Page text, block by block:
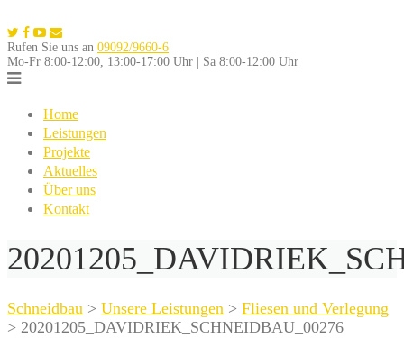
to
content
Rufen Sie uns an 09092/9660-6
Mo-Fr 8:00-12:00, 13:00-17:00 Uhr | Sa 8:00-12:00 Uhr
Home
Leistungen
Projekte
Aktuelles
Über uns
Kontakt
Schneidbau > Unsere Leistungen > Fliesen und Verlegung
> 20201205_DAVIDRIEK_SCHNEIDBAU_00276